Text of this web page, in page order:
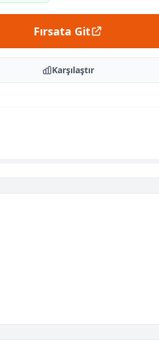
Fırsata Git
Karşılaştır